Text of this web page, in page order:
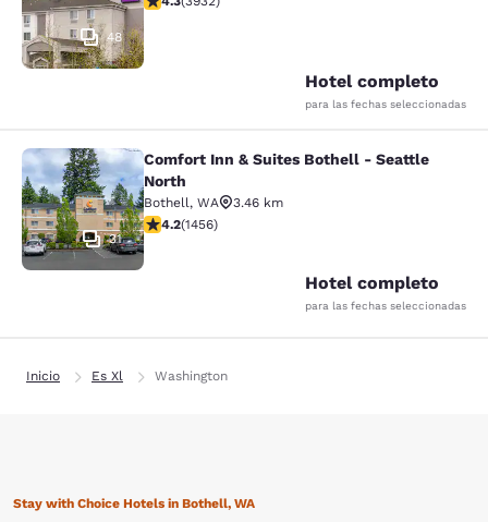
48
Hotel completo
para las fechas seleccionadas
Comfort Inn & Suites Bothell -
31
Comfort Inn & Suites Bothell - Seattle
North
Bothell, WA
3.46 km
calificación de 4.17 estrellas. Muy bueno. 1456 reseñas
4.2(1456)
Hotel completo
para las fechas seleccionadas
Inicio Es Xl Washington
Stay with Choice Hotels in Bothell, WA